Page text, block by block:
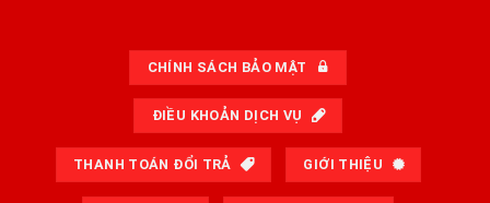
CHÍNH SÁCH BẢO MẬT
ĐIỀU KHOẢN DỊCH VỤ
THANH TOÁN ĐỔI TRẢ GIỚI THIỆU